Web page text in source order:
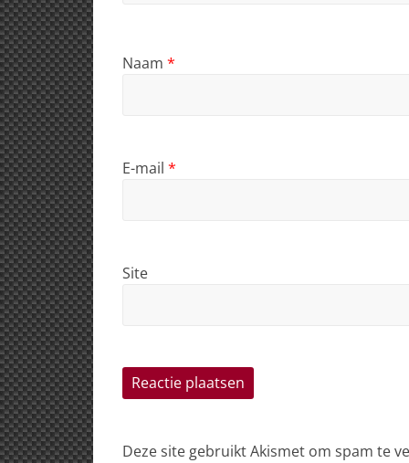
Naam *
E-mail *
Site
Deze site gebruikt Akismet om spam te